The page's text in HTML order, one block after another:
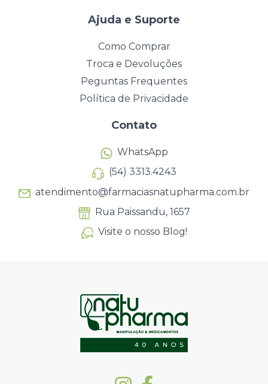
Ajuda e Suporte
Como Comprar
Troca e Devoluções
Peguntas Frequentes
Política de Privacidade
Contato
WhatsApp
(54) 3313.4243
atendimento@farmaciasnatupharma.com.br
Rua Paissandu, 1657
Visite o nosso Blog!